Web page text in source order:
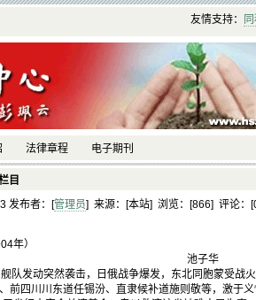
友情支持：
法律章程 电子期刊
目
发布者：[管理员] 来源：[本站] 浏览：[866] 评论：[
年）
池子华
发动突然袭击，日俄战争爆发，东北同胞蒙受战
前四川川东道任锡汾、直隶候补道施则敬等，激于